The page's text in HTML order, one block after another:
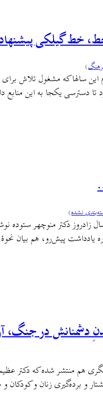
خط گیلکی
)
سالها که مشغول تلاش
دسترسی یکجا به این منابع
نشده)
پیش‌رو، هم بیان نحوهٔ
دشمنانش در جنگ،
هم منتشر شده که دکتر
و برده‌گیری زنان و